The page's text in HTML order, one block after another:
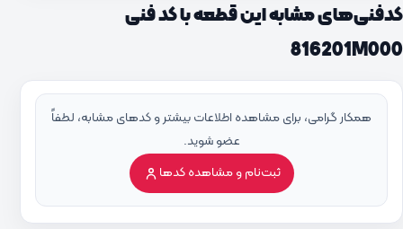
کدفنی‌های مشابه این قطعه با کد فنی
816201M000
همکار گرامی، برای مشاهده اطلاعات بیشتر و کدهای مشابه، لطفاً
عضو شوید.
ثبت‌نام و مشاهده کدها